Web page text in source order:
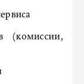
(комиссии,